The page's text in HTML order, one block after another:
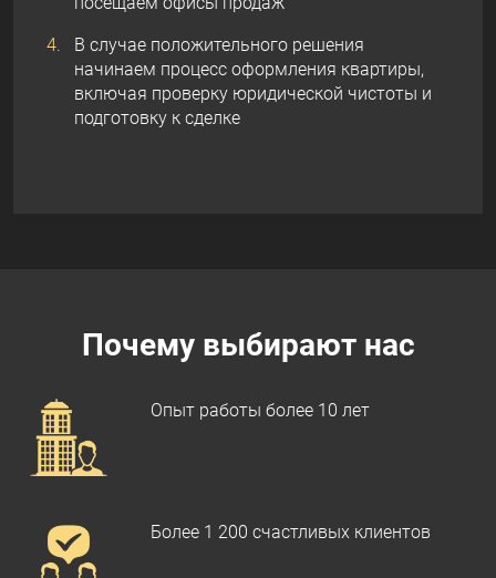
В случае положительного решения
начинаем процесс оформления квартиры,
включая проверку юридической чистоты и
подготовку к сделке
Почему выбирают нас
Опыт работы более 10 лет
Более 1 200 счастливых клиентов